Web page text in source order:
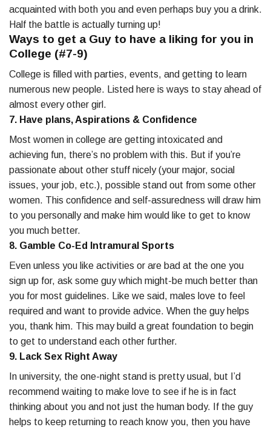
acquainted with both you and even perhaps buy you a drink.
Half the battle is actually turning up!
Ways to get a Guy to have a liking for you in
College (#7-9)
College is filled with parties, events, and getting to learn
numerous new people. Listed here is ways to stay ahead of
almost every other girl.
7. Have plans, Aspirations & Confidence
Most women in college are getting intoxicated and
achieving fun, there’s no problem with this. But if you’re
passionate about other stuff nicely (your major, social
issues, your job, etc.), possible stand out from some other
women. This confidence and self-assuredness will draw him
to you personally and make him would like to get to know
you much better.
8. Gamble Co-Ed Intramural Sports
Even unless you like activities or are bad at the one you
sign up for, ask some guy which might-be much better than
you for most guidelines. Like we said, males love to feel
required and want to provide advice. When the guy helps
you, thank him. This may build a great foundation to begin
to get to understand each other further.
9. Lack Sex Right Away
In university, the one-night stand is pretty usual, but I’d
recommend waiting to make love to see if he is in fact
thinking about you and not just the human body. If the guy
helps to keep returning to reach know you, then you have